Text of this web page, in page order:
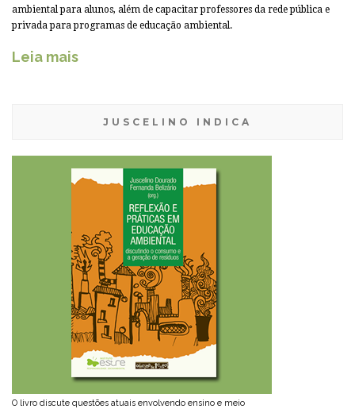
ambiental para alunos, além de capacitar professores da rede pública e
privada para programas de educação ambiental.
Leia mais
JUSCELINO INDICA
O livro discute questões atuais envolvendo ensino e meio